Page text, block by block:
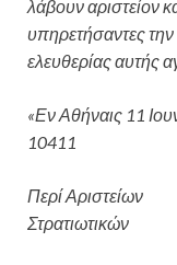
λάβουν αριστείον
υπηρετήσαντες την
ελευθερίας αυτής
«Εν Αθήναις 11
10411
Περί
Στρατιωτικών